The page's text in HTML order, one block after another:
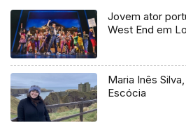
Jovem ator
West End em
Maria Inês
Escócia